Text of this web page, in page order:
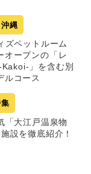
縄
ズペットルーム
オープンの「レ
」を含む別
ルコース
「大江戸温泉物
設を徹底紹介！